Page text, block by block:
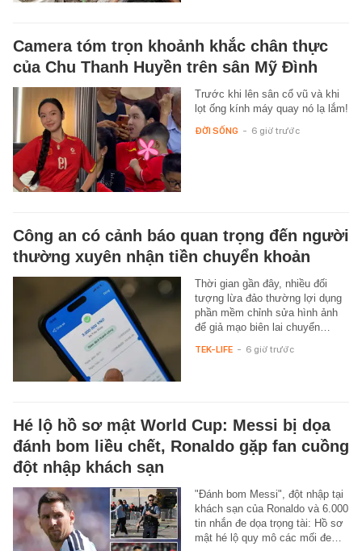
Camera tóm trọn khoảnh khắc chân thực
của Chu Thanh Huyền trên sân Mỹ Đình
Trước khi lên sân cổ vũ và khi
lọt ống kính máy quay nó lạ lắm!
ĐỜI SỐNG - 6 giờ trước
Công an có cảnh báo quan trọng đến người
thường xuyên nhận tiền chuyển khoản
Thời gian gần đây, nhiều đối
tượng lừa đảo thường lợi dụng
phần mềm chỉnh sửa hình ảnh
để giả mạo biên lai chuyển…
TEK-LIFE - 6 giờ trước
Hé lộ hồ sơ mật World Cup: Messi bị dọa
đánh bom liều chết, Ronaldo gặp fan cuồng
đột nhập khách sạn
"Đánh bom Messi", đột nhập tại
khách sạn của Ronaldo và 6.000
tin nhắn đe dọa trọng tài: Hồ sơ
mật hé lộ quy mô các mối đe…